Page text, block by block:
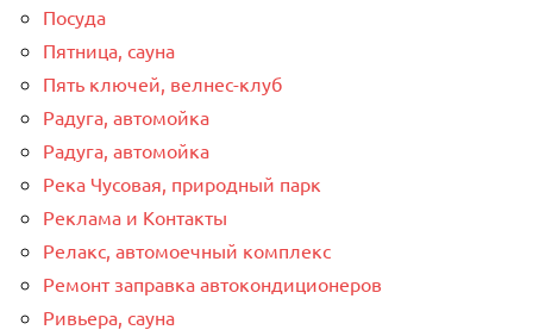
Посуда
Пятница, сауна
Пять ключей, велнес-клуб
Радуга, автомойка
Радуга, автомойка
Река Чусовая, природный парк
Реклама и Контакты
Релакс, автомоечный комплекс
Ремонт заправка автокондиционеров
Ривьера, сауна